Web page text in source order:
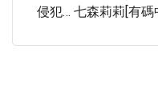
侵犯… 七森莉莉[有碼